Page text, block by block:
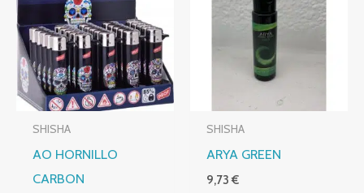
SHISHA
AO HORNILLO
CARBON
SHISHA
ARYA GREEN
9,73€